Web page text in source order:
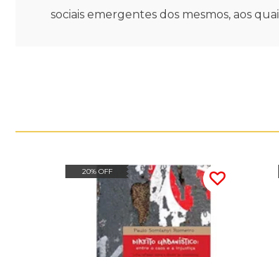
sociais emergentes dos mesmos, aos
20% OFF